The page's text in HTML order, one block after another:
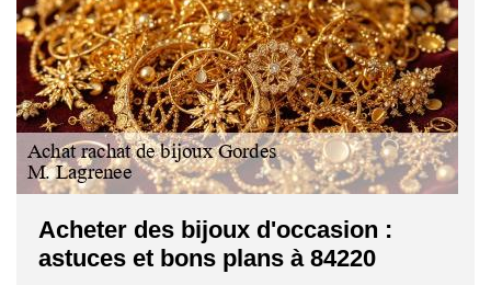
Acheter des bijoux d'occasion :
astuces et bons plans à 84220